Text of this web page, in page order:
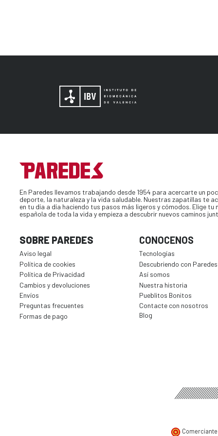
En Paredes llevamos trabajando desde 1954 para acercarte un
deporte, la naturaleza y la vida saludable. Nuestras zapatillas te
en tu día a día haciendo tus pasos más ligeros y cómodos. Elige tu
española de toda la vida y empieza a descubrir nuevos caminos
SOBRE PAREDES
Aviso legal
Política de cookies
Política de Privacidad
Cambios y devoluciones
Envíos
Preguntas frecuentes
Formas de pago
CONOCENOS
Tecnologías
Descubriendo con Paredes
Así somos
Nuestra historia
Pueblitos Bonitos
Contacte con nosotros
Blog